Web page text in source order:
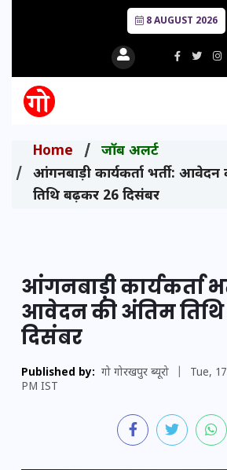
8 AUGUST 2026
Home
जॉब अलर्ट
आंगनबाड़ी कार्यकर्ता भर्ती:
तिथि बढ़कर 26 दिसंबर
आंगनबाड़ी कार्यकर्ता
आवेदन की अंतिम
दिसंबर
Published by: गो गोरखपुर ब्यूरो
Tue,
PM IST